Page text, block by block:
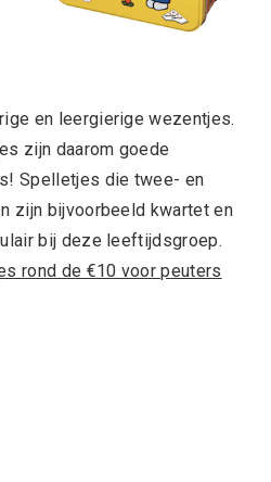
en leergierige wezentjes.
zijn daarom goede
Spelletjes die twee- en
zijn bijvoorbeeld kwartet en
bij deze leeftijdsgroep.
rond de €10 voor peuters